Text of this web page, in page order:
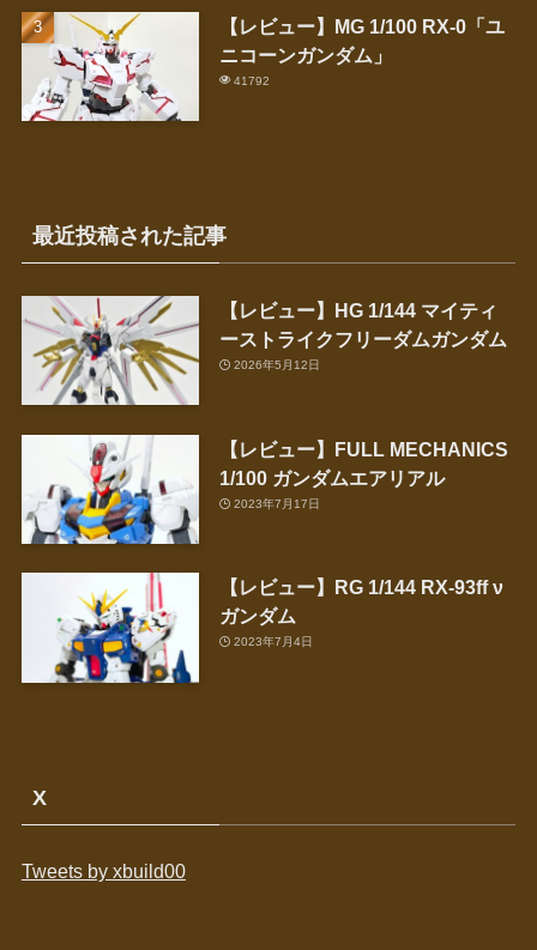
【レビュー】MG 1/100 RX-0「ユ
ニコーンガンダム」
41792
最近投稿された記事
【レビュー】HG 1/144 マイティ
ーストライクフリーダムガンダム
2026年5月12日
【レビュー】FULL MECHANICS
1/100 ガンダムエアリアル
2023年7月17日
【レビュー】RG 1/144 RX-93ff ν
ガンダム
2023年7月4日
X
Tweets by xbuild00